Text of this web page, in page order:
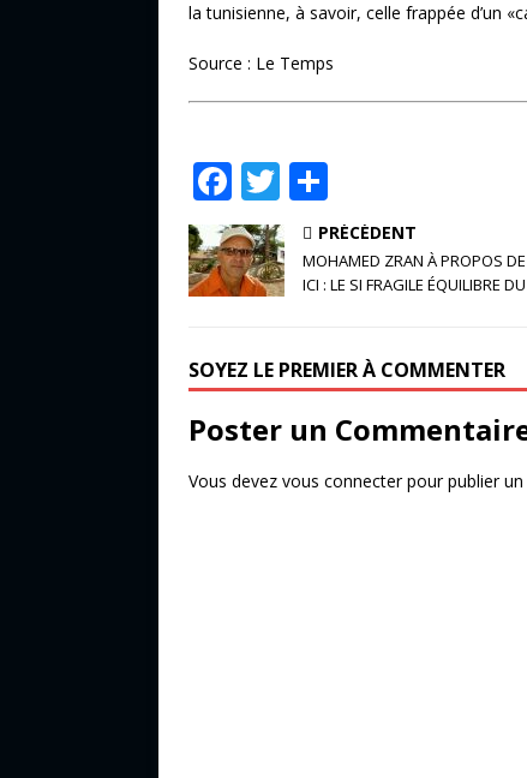
la tunisienne, à savoir, celle frappée d’un
Source : Le Temps
F
a
c
e
o
o
k
T
w
it
te
ar
ta
g
r
PRÉCÉDENT
MOHAMED ZRAN À PROPOS DE
ICI : LE SI FRAGILE ÉQUILIBRE
SOYEZ LE PREMIER À COMMENTER
Poster un
Vous devez vous connecterpour publier